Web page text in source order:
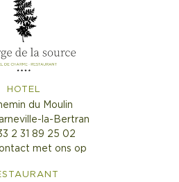
HOTEL
du Moulin
la-Bertran
2 31 89 25 02
met ons op